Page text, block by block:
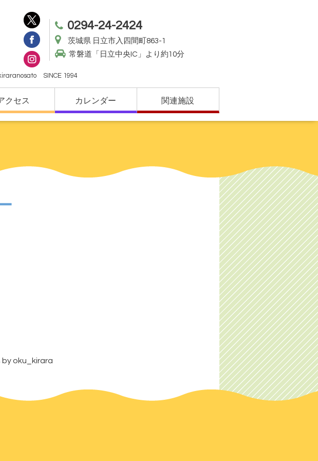
0294-24-2424
茨城県 日立市入四間町863-1
常磐道「日立中央IC」より約10分
SINCE 1994
クセス カレンダー 関連施設
oku_kirara